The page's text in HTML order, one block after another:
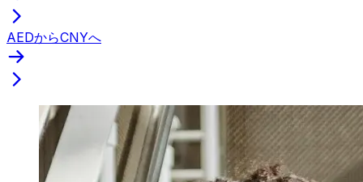
AEDからCNYへ